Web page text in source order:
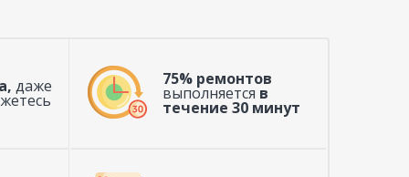
даже 75% ремонтов
выполняется в
течение 30 минут